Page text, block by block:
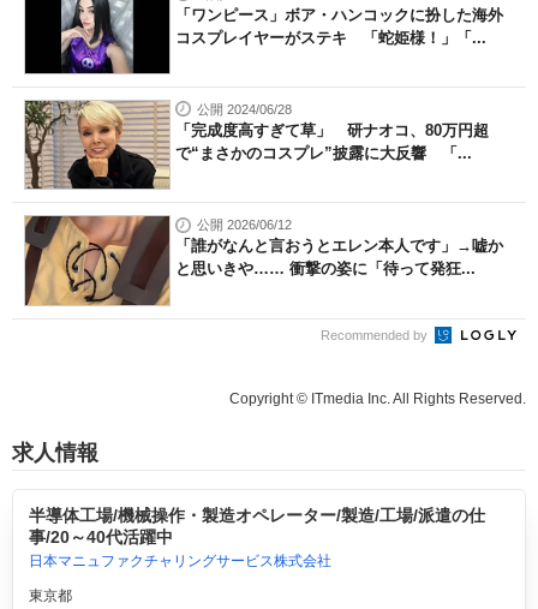
「ワンピース」ボア・ハンコックに扮した海外
コスプレイヤーがステキ 「蛇姫様！」「...
公開 2024/06/28
「完成度高すぎて草」 研ナオコ、80万円超
で“まさかのコスプレ”披露に大反響 「...
公開 2026/06/12
「誰がなんと言おうとエレン本人です」→嘘か
と思いきや…… 衝撃の姿に「待って発狂...
Recommended by
Copyright © ITmedia Inc. All Rights Reserved.
求人情報
半導体工場/機械操作・製造オペレーター/製造/工場/派遣の仕
事/20～40代活躍中
日本マニュファクチャリングサービス株式会社
東京都